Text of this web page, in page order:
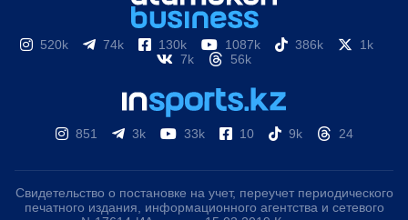
520k 74k 130k 1087k 386k
1k
7k
56k
851 3k 33k 10 9k 24
Свидетельство о постановке на учет, переучет периодического
печатного издания, информационного агентства и сетевого